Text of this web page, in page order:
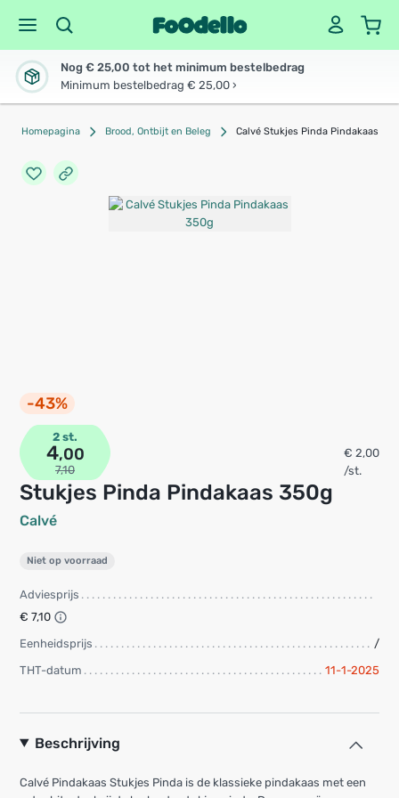
Nog € 25,00 tot het minimum bestelbedrag
Minimum bestelbedrag € 25,00 ›
Homepagina Brood, Ontbijt en Beleg Calvé Stukjes Pinda Pindakaas
-43%
Stukjes Pinda Pindakaas 350g
Calvé
2 st.
4,00
7,10
€ 2,00
/st.
Niet op voorraad
Adviesprijs
€ 7,10
Eenheidsprijs
/
THT-datum
11-1-2025
Beschrijving
Calvé Pindakaas Stukjes Pinda is de klassieke pindakaas met een